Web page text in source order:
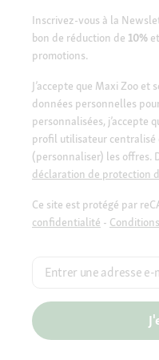
Inscrivez-vous à la
bon de réduction de 10%
promotions.
J’accepte que Maxi Zoo
données personnelles
personnalisées, j’accepte
profil utilisateur
(personnaliser) les offres.
déclaration de protection
Ce site est protégé par
confidentialité -
Entrer une adresse e-